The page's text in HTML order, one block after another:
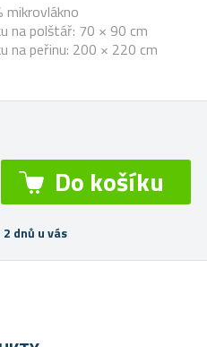
mikrovlákno
na polštář: 70 × 90 cm
na peřinu: 200 × 220 cm
dnů u vás